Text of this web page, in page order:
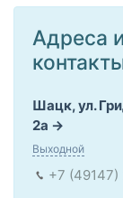
Адреса и
Шацк, ул.
2а
Выходной
+7 (49147)